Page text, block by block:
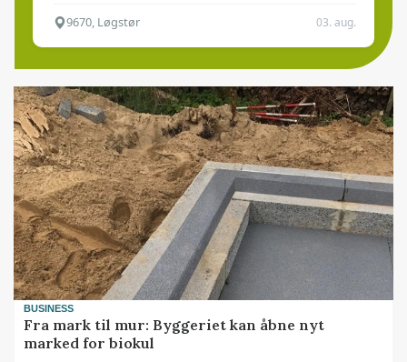
9670, Løgstør 03. aug.
BUSINESS
Fra mark til mur: Byggeriet kan åbne nyt
marked for biokul